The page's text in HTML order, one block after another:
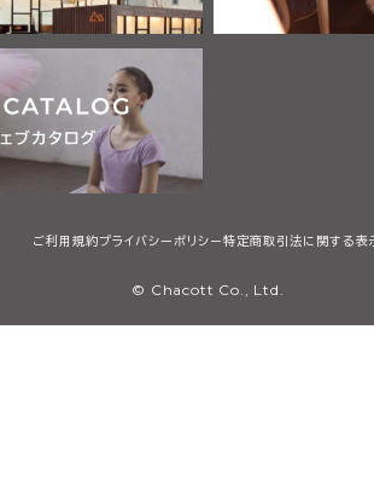
ご利用規約プライバシーポリシー特定商取引法に関する表
© Chacott Co., Ltd.